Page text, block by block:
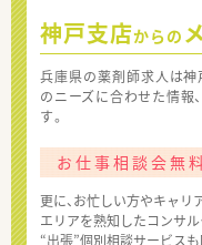
神戸支店からの
兵庫県の薬剤師求人は神
のニーズに合わせた情報
す。
お仕事相談会無
更に、お忙しい方やキャ
エリアを熟知したコンサル
“出張”個別相談サービスも